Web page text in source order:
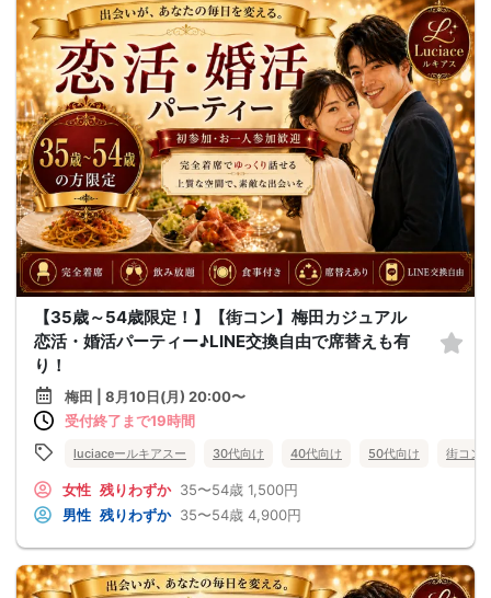
【35歳～54歳限定！】【街コン】梅田カジュアル
恋活・婚活パーティー♪LINE交換自由で席替えも有
り！
梅田 | 8月10日(月) 20:00〜
受付終了まで19時間
luciaceールキアスー 30代向け 40代向け 50代向け 街コン
女性 残りわずか 35〜54歳 1,500円
男性 残りわずか 35〜54歳 4,900円